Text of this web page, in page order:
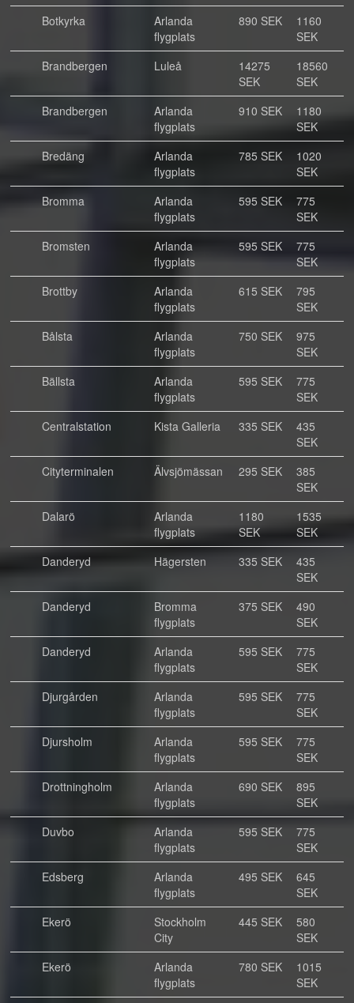
Botkyrka
Arlanda
flygplats
890 SEK
1160
SEK
Brandbergen
Luleå
14275
SEK
18560
SEK
Brandbergen
Arlanda
flygplats
910 SEK
1180
SEK
Bredäng
Arlanda
flygplats
785 SEK
1020
SEK
Bromma
Arlanda
flygplats
595 SEK
775
SEK
Bromsten
Arlanda
flygplats
595 SEK
775
SEK
Brottby
Arlanda
flygplats
615 SEK
795
SEK
Bålsta
Arlanda
flygplats
750 SEK
975
SEK
Bällsta
Arlanda
flygplats
595 SEK
775
SEK
Centralstation
Kista Galleria 335 SEK
435
SEK
Cityterminalen
Älvsjömässan 295 SEK
385
SEK
Dalarö
Arlanda
flygplats
1180
SEK
1535
SEK
Danderyd
Hägersten 335 SEK
435
SEK
Danderyd
Bromma
flygplats
375 SEK
490
SEK
Danderyd
Arlanda
flygplats
595 SEK
775
SEK
Djurgården
Arlanda
flygplats
595 SEK
775
SEK
Djursholm
Arlanda
flygplats
595 SEK
775
SEK
Drottningholm
Arlanda
flygplats
690 SEK
895
SEK
Duvbo
Arlanda
flygplats
595 SEK
775
SEK
Edsberg
Arlanda
flygplats
495 SEK
645
SEK
Ekerö
Stockholm
City
445 SEK
580
SEK
Ekerö
Arlanda
flygplats
780 SEK
1015
SEK